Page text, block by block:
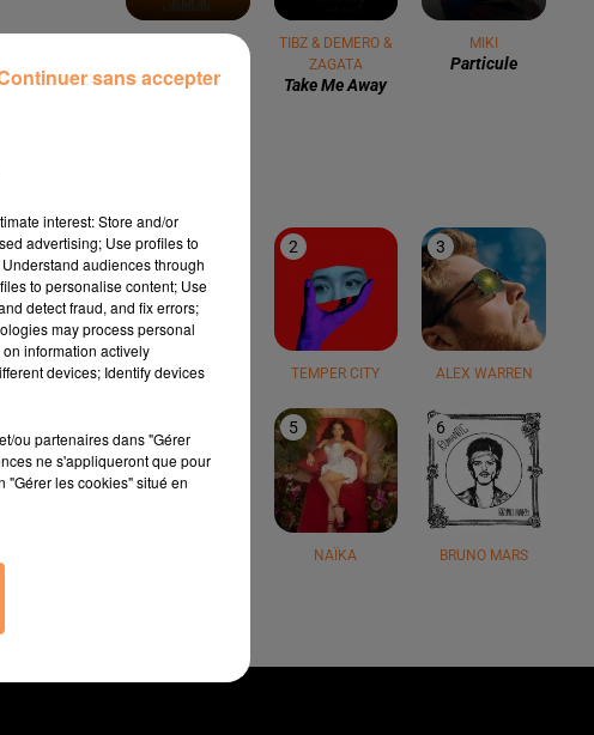
TIBZ & DEMERO &
ZAGATA
Take Me Away
MIKI
Particule
1
TEDDY SWIMS
2
TEMPER CITY
3
ALEX WARREN
5
NAÏKA
6
BRUNO MARS
interest: Store and/or
advertising; Use profiles to
audiences through
to personalise content; Use
detect fraud, and fix errors;
may process personal
information actively
devices; Identify devices
ou partenaires dans "Gérer
ne s'appliqueront que pour
"Gérer les cookies" situé en
sans accepter